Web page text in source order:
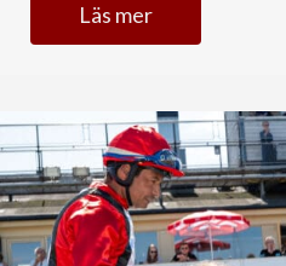
Läs mer